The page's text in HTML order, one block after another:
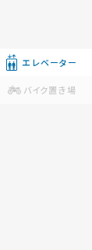
エレベーター
バイク置き場